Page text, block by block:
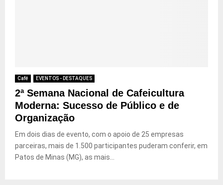
Café EVENTOS - DESTAQUES
2ª Semana Nacional de Cafeicultura
Moderna: Sucesso de Público e de
Organização
Em dois dias de evento, com o apoio de 25 empresas
parceiras, mais de 1.500 participantes puderam conferir, em
Patos de Minas (MG), as mais...